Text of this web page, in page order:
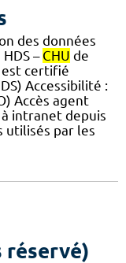
des données
– CHU de
certifié
Accessibilité :
Accès agent
intranet depuis
utilisés par les
réservé)